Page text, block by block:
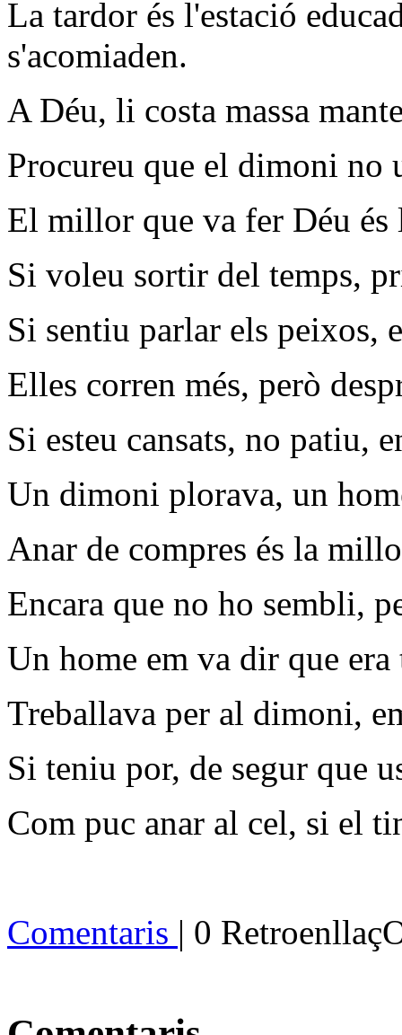
La tardor és l'estació
s'acomiaden.
A Déu, li costa massa
Procureu que el dimoni no
El millor que va fer Déu
Si voleu sortir del temps,
Si sentiu parlar els peixos,
Elles corren més, però
Si esteu cansats, no patiu,
Un dimoni plorava, un
Anar de compres és la
Encara que no ho sembli,
Un home em va dir que
Treballava per al dimoni,
Si teniu por, de segur que
Com puc anar al cel, si el
Comentaris | 0